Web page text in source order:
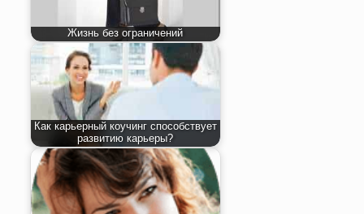
Жизнь без ограничений
Как карьерный коучинг способствует
развитию карьеры?